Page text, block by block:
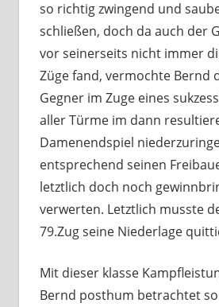
so richtig zwingend und
schließen, doch da auch der
vor seinerseits nicht immer
Züge fand, vermochte Bernd
Gegner im Zuge eines
aller Türme im dann
Damenendspiel
entsprechend seinen
letztlich doch noch
verwerten. Letztlich musste
79.Zug seine Niederlage
Mit dieser klasse
Bernd posthum betrachtet